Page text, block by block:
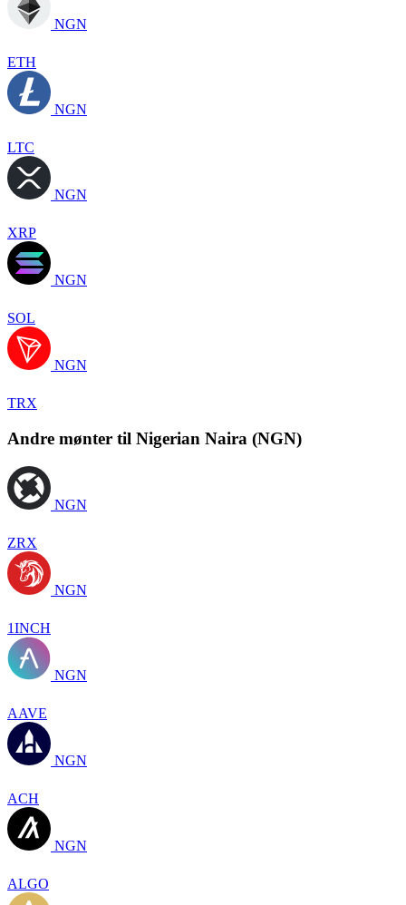
NGN
ETH
NGN
LTC
NGN
XRP
NGN
SOL
NGN
TRX
Andre mønter til Nigerian Naira (NGN)
NGN
ZRX
NGN
1INCH
NGN
AAVE
NGN
ACH
NGN
ALGO